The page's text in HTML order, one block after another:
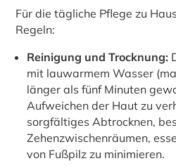
Für die tägliche Pflege zu
Regeln:
Reinigung und Trocknung:
mit lauwarmem Wasser
länger als fünf Minuten
Aufweichen der Haut zu
sorgfältiges Abtrocknen,
Zehenzwischenräumen,
von Fußpilz zu minimieren.